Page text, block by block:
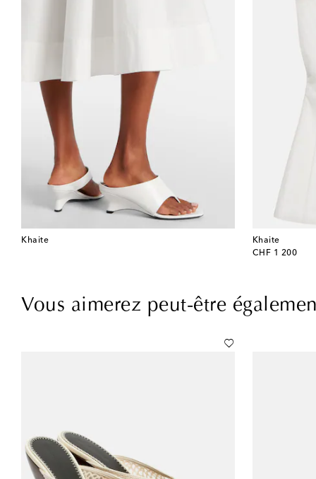
Khaite
Khaite
CHF 1 200
original price
Vous aimerez peut-être